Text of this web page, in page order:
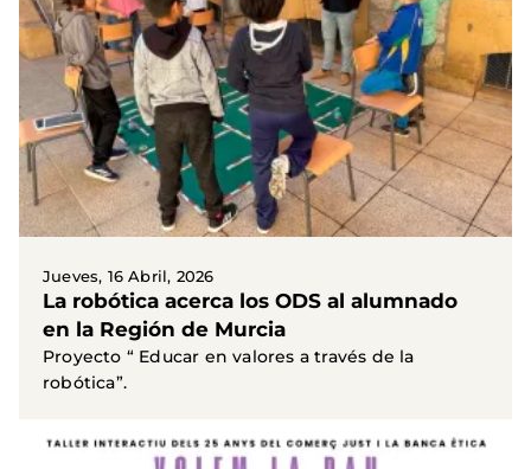
Jueves, 16 Abril, 2026
La robótica acerca los ODS al alumnado
en la Región de Murcia
Proyecto “ Educar en valores a través de la
robótica”.